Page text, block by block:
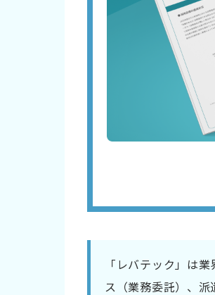
「レバテック」は
ス（業務委託）、